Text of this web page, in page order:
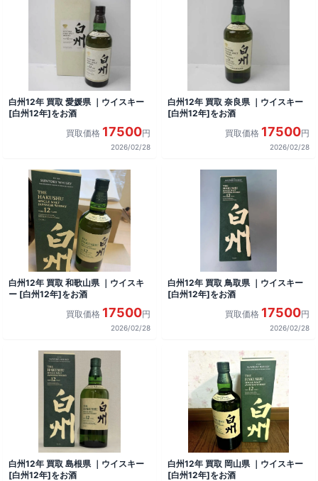
白州12年 買取 愛媛県 ｜ウイスキー
[白州12年]をお酒
買取価格 17500円
2026/02/28
白州12年 買取 奈良県 ｜ウイスキー
[白州12年]をお酒
買取価格 17500円
2026/02/28
白州12年 買取 和歌山県 ｜ウイスキ
ー [白州12年]をお酒
買取価格 17500円
2026/02/28
白州12年 買取 鳥取県 ｜ウイスキー
[白州12年]をお酒
買取価格 17500円
2026/02/28
白州12年 買取 島根県 ｜ウイスキー
[白州12年]をお酒
白州12年 買取 岡山県 ｜ウイスキー
[白州12年]をお酒